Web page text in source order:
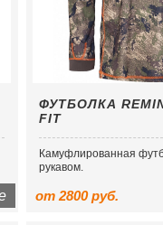
ФУТБОЛКА
FIT
Камуфлированная
рукавом.
от 2800 руб.